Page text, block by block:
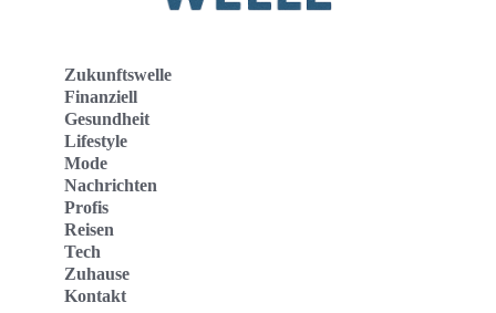
Zukunftswelle
Finanziell
Gesundheit
Lifestyle
Mode
Nachrichten
Profis
Reisen
Tech
Zuhause
Kontakt